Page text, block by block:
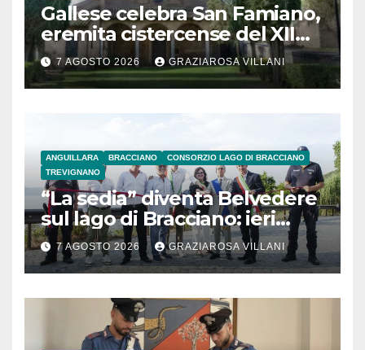
Gallese celebra San Famiano,
eremita cistercense del XII
secolo
7 AGOSTO 2026 GRAZIAROSA VILLANI
ANGUILLARA BRACCIANO
CONSORZIO LAGO DI BRACCIANO
TREVIGNANO
“La sedia” diventa Belvedere
sul lago di Bracciano: ieri
l’inaugurazione
7 AGOSTO 2026 GRAZIAROSA VILLANI